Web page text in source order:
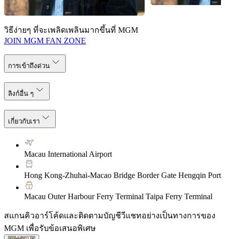
Eric Fok (เอริค ฟก)
วิธีง่ายๆ ที่จะเพลิดเพลินมากขึ้นที่ MGM
JOIN MGM FAN ZONE
การเข้าถึงด่วน
ลิงก์อื่น ๆ
เกี่ยวกับเรา
Macau International Airport
Hong Kong-Zhuhai-Macao Bridge Border Gate Hengqin Port
Macau Outer Harbour Ferry Terminal Taipa Ferry Terminal
สแกนคิวอาร์โค้ดและติดตามบัญชีวีแชทอย่างเป็นทางการของ
MGM เพื่อรับข้อเสนอพิเศษ